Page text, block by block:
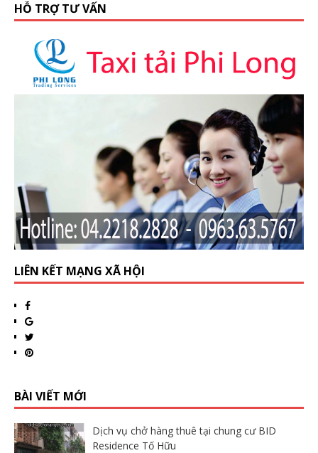
HỖ TRỢ TƯ VẤN
LIÊN KẾT MẠNG XÃ HỘI
BÀI VIẾT MỚI
Dịch vụ chở hàng thuê tại chung cư BID
Residence Tố Hữu